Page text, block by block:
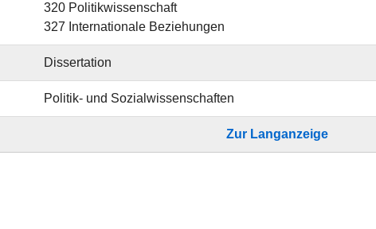
320 Politikwissenschaft
327 Internationale Beziehungen
Dissertation
Politik- und Sozialwissenschaften
Zur Langanzeige